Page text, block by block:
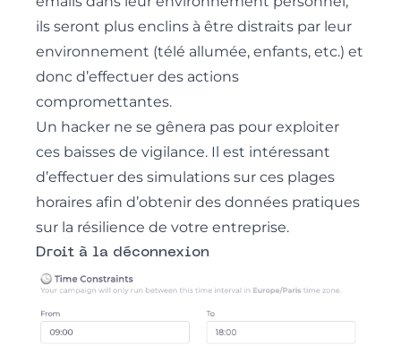
ils seront plus enclins à être distraits par leur
environnement (télé allumée, enfants, etc.) et
donc d’effectuer des actions
compromettantes.
Un hacker ne se gênera pas pour exploiter
ces baisses de vigilance. Il est intéressant
d’effectuer des simulations sur ces plages
horaires afin d’obtenir des données pratiques
sur la résilience de votre entreprise.
Droit à la déconnexion